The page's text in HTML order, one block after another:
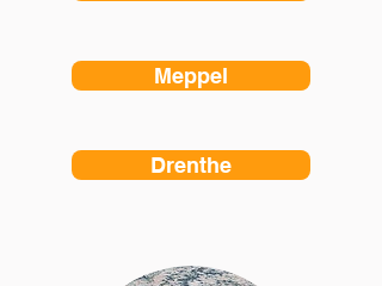
Meppel
Drenthe